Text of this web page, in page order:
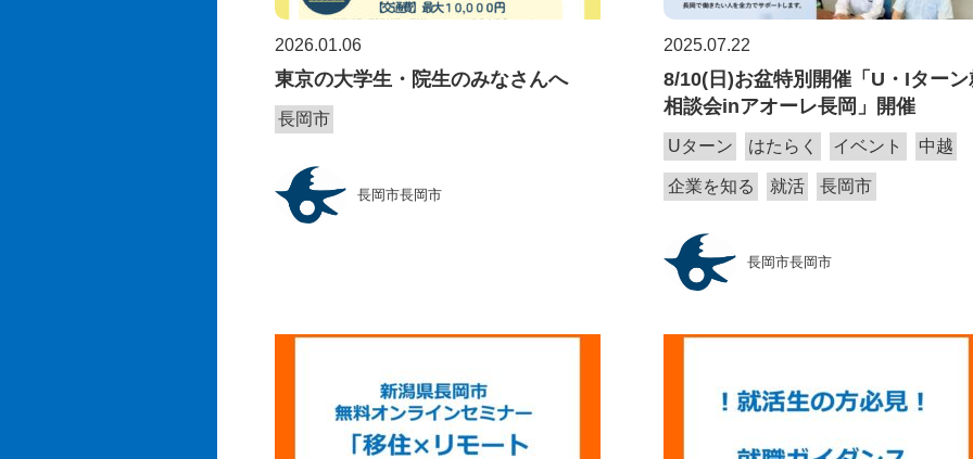
2026.01.06
東京の大学生・院生のみなさんへ
長岡市
長岡市長岡市
2025.07.22
8/10(日)お盆特別開催「U・Iター
相談会inアオーレ長岡」開催
Uターン はたらく イベント 中越
企業を知る 就活 長岡市
長岡市長岡市